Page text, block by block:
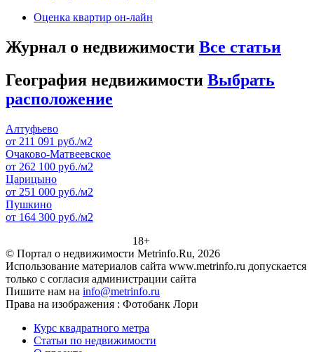
Оценка квартир он-лайн
Журнал о недвижимости Все статьи
География недвижимости Выбрать
расположение
Алтуфьево
от 211 091 руб./м2
Очаково-Матвеевское
от 262 100 руб./м2
Царицыно
от 251 000 руб./м2
Пушкино
от 164 300 руб./м2
18+
© Портал о недвижимости Metrinfo.Ru, 2026
Использование материалов сайта www.metrinfo.ru допускается
только с согласия администрации сайта
Пишите нам на info@metrinfo.ru
Права на изображения : Фотобанк Лори
Курс квадратного метра
Статьи по недвижимости